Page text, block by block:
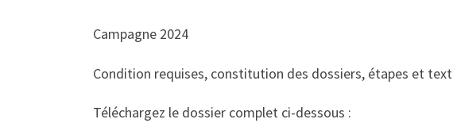
Campagne 2024
Condition requises, constitution des dossiers, étapes et
Téléchargez le dossier complet ci-dessous :